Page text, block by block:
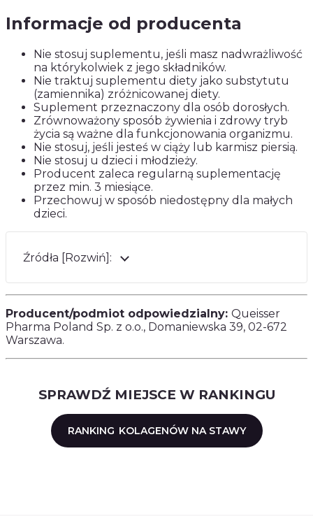
Informacje od producenta
Nie stosuj suplementu, jeśli masz nadwrażliwość
na którykolwiek z jego składników.
Nie traktuj suplementu diety jako substytutu
(zamiennika) zróżnicowanej diety.
Suplement przeznaczony dla osób dorosłych.
Zrównoważony sposób żywienia i zdrowy tryb
życia są ważne dla funkcjonowania organizmu.
Nie stosuj, jeśli jesteś w ciąży lub karmisz piersią.
Nie stosuj u dzieci i młodzieży.
Producent zaleca regularną suplementację
przez min. 3 miesiące.
Przechowuj w sposób niedostępny dla małych
dzieci.
Źródła [Rozwiń]:
Producent/podmiot odpowiedzialny: Queisser
Pharma Poland Sp. z o.o., Domaniewska 39, 02-672
Warszawa.
SPRAWDŹ MIEJSCE W RANKINGU
RANKING KOLAGENÓW NA STAWY